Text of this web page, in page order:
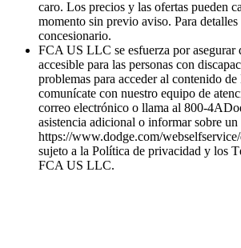
caro. Los precios y las ofertas pueden
momento sin previo aviso. Para
concesionario.
FCA US LLC se esfuerza por asegurar
accesible para las personas con
problemas para acceder al contenido
comunícate con nuestro equipo de
correo electrónico o llama al 800-
asistencia adicional o informar sobre
https://www.dodge.com/
sujeto a la Política de privacidad y los
FCA US LLC.